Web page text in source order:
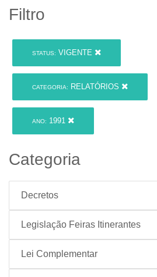
Filtro
STATUS: VIGENTE
CATEGORIA: RELATÓRIOS
ANO: 1991
Categoria
Decretos
Legislação Feiras Itinerantes
Lei Complementar